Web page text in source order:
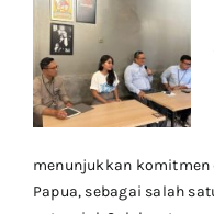
menunjukkan komitmen
Papua, sebagai salah